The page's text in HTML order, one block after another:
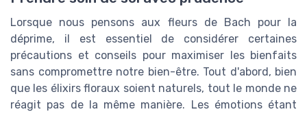
Lorsque nous pensons aux fleurs de Bach pour la
déprime, il est essentiel de considérer certaines
précautions et conseils pour maximiser les bienfaits
sans compromettre notre bien-être. Tout d'abord, bien
que les élixirs floraux soient naturels, tout le monde ne
réagit pas de la même manière. Les émotions étant